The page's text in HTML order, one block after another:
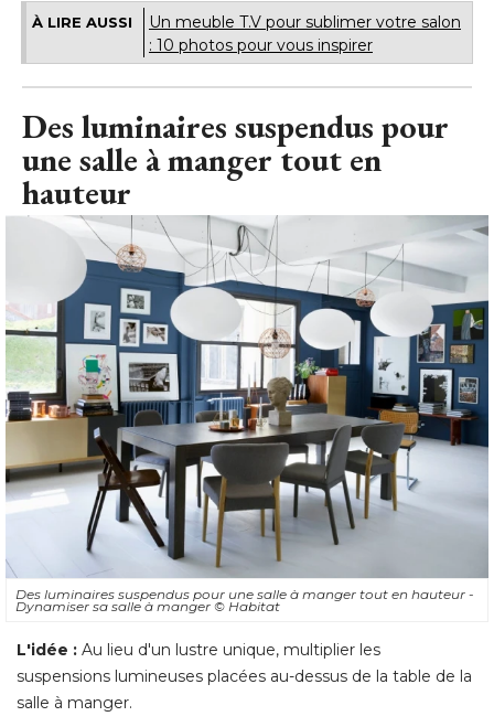
À LIRE AUSSI
Un meuble T.V pour sublimer votre salon
: 10 photos pour vous inspirer
Des luminaires suspendus pour
une salle à manger tout en
hauteur
Des luminaires suspendus pour une salle à manger tout en hauteur -
Dynamiser sa salle à manger © Habitat
L'idée : Au lieu d'un lustre unique, multiplier les
suspensions lumineuses placées au-dessus de la table de la
salle à manger.